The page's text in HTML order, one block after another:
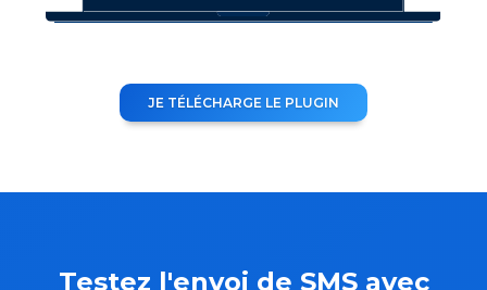
JE TÉLÉCHARGE LE PLUGIN
Testez l'envoi de SMS avec